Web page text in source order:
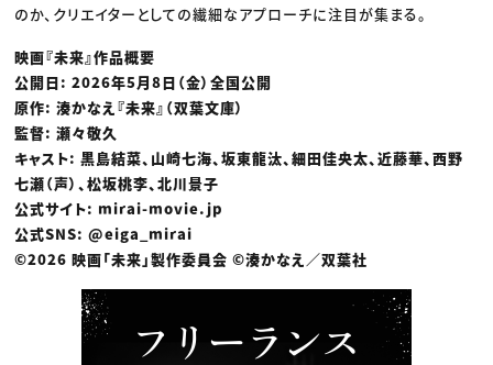
のか、クリエイターとしての繊細なアプローチに注目が集まる。
映画『未来』作品概要
公開日: 2026年5月8日（金）全国公開
原作: 湊かなえ『未来』（双葉文庫）
監督: 瀬々敬久
キャスト: 黒島結菜、山崎七海、坂東龍汰、細田佳央太、近藤華、西野
七瀬（声）、松坂桃李、北川景子
公式サイト: mirai-movie.jp
公式SNS: @eiga_mirai
©2026 映画「未来」製作委員会 ©湊かなえ／双葉社